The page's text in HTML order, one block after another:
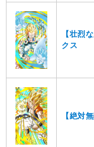
【壮烈
クス
【絶対